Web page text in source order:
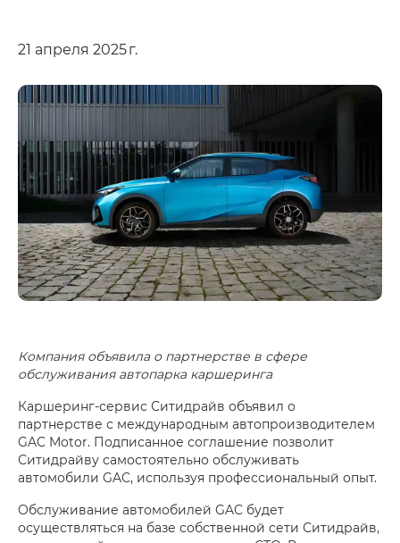
21 апреля 2025 г.
Компания объявила о партнерстве в сфере
обслуживания автопарка каршеринга
Каршеринг-сервис Ситидрайв объявил о
партнерстве с международным автопроизводителем
GAC Motor. Подписанное соглашение позволит
Ситидрайву самостоятельно обслуживать
автомобили GAC, используя профессиональный опыт.
Обслуживание автомобилей GAC будет
осуществляться на базе собственной сети Ситидрайв,